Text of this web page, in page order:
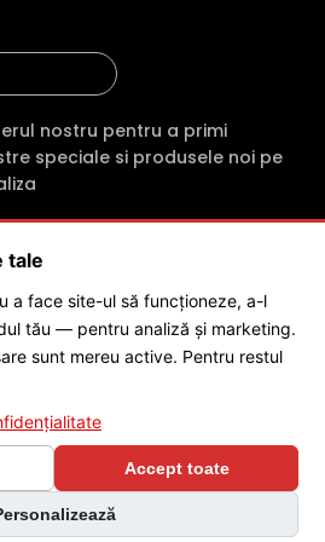
comanda. Indiferent
clientii primesc din
online intre 2 si 3 ani
si consultanta tehnica
ai magazinului E-
in sprijinul cetatenilor
si comercializarii
profesionale,
special directorilor de
dar si institutiilor
buna conduita
nostru pentru a primi
speciale si produsele noi pe
RO34846331· Reg. Com.:
200 RON · Sediu: Str. Petrache
Dolj ·Contactează-ne·Service produs
POLITES ONLINE SRL
tale
a face site-ul să funcționeze, a-l
tău — pentru analiză și marketing.
sunt mereu active. Pentru restul
Accept toate